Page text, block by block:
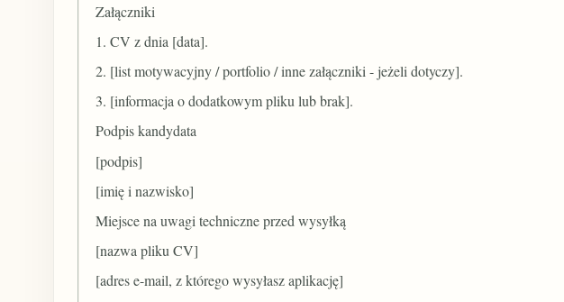
Załączniki
1. CV z dnia [data].
2. [list motywacyjny / portfolio / inne załączniki - jeżeli dotyczy].
3. [informacja o dodatkowym pliku lub brak].
Podpis kandydata
[podpis]
[imię i nazwisko]
Miejsce na uwagi techniczne przed wysyłką
[nazwa pliku CV]
[adres e-mail, z którego wysyłasz aplikację]